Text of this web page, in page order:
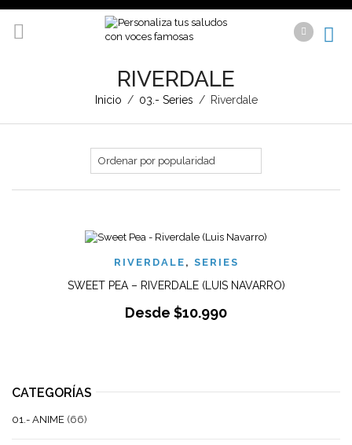
RIVERDALE
Inicio / 03.- Series / Riverdale
RIVERDALE , SERIES
SWEET PEA – RIVERDALE (LUIS NAVARRO)
Desde $10.990
CATEGORÍAS
01.- ANIME (66)